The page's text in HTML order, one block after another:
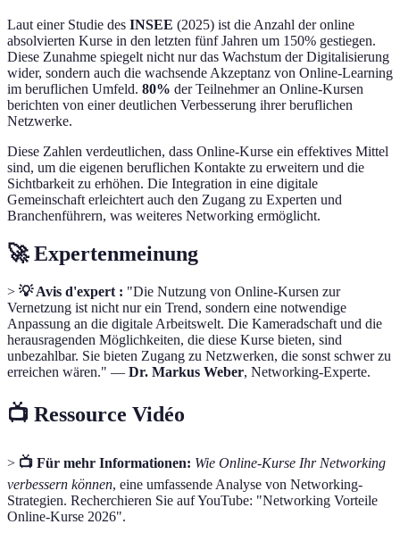
Laut einer Studie des INSEE (2025) ist die Anzahl der online
absolvierten Kurse in den letzten fünf Jahren um 150% gestiegen.
Diese Zunahme spiegelt nicht nur das Wachstum der Digitalisierung
wider, sondern auch die wachsende Akzeptanz von Online-Learning
im beruflichen Umfeld. 80% der Teilnehmer an Online-Kursen
berichten von einer deutlichen Verbesserung ihrer beruflichen
Netzwerke.
Diese Zahlen verdeutlichen, dass Online-Kurse ein effektives Mittel
sind, um die eigenen beruflichen Kontakte zu erweitern und die
Sichtbarkeit zu erhöhen. Die Integration in eine digitale
Gemeinschaft erleichtert auch den Zugang zu Experten und
Branchenführern, was weiteres Networking ermöglicht.
🚀 Expertenmeinung
> 💡 Avis d'expert : "Die Nutzung von Online-Kursen zur
Vernetzung ist nicht nur ein Trend, sondern eine notwendige
Anpassung an die digitale Arbeitswelt. Die Kameradschaft und die
herausragenden Möglichkeiten, die diese Kurse bieten, sind
unbezahlbar. Sie bieten Zugang zu Netzwerken, die sonst schwer zu
erreichen wären." — Dr. Markus Weber, Networking-Experte.
📺 Ressource Vidéo
> 📺 Für mehr Informationen: Wie Online-Kurse Ihr Networking
verbessern können, eine umfassende Analyse von Networking-
Strategien. Recherchieren Sie auf YouTube: "Networking Vorteile
Online-Kurse 2026".